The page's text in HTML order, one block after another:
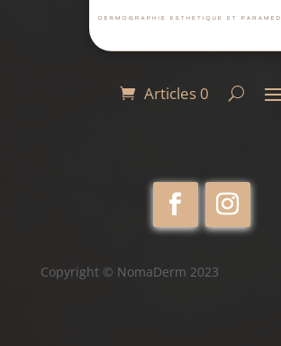
Articles 0
Copyright © NomaDerm 2023